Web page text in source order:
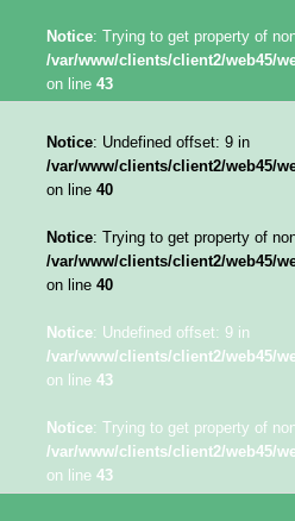
Notice: Trying to get property of
/var/www/clients/client2/web45/
on line 43
Notice: Undefined offset: 9 in
/var/www/clients/client2/web45/
on line 40
Notice: Trying to get property of
/var/www/clients/client2/web45/
on line 40
Notice: Undefined offset: 9 in
/var/www/clients/client2/web45/
on line 43
Notice: Trying to get property of
/var/www/clients/client2/web45/
on line 43